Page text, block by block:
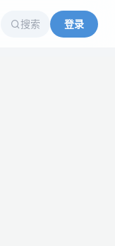
搜索 登录